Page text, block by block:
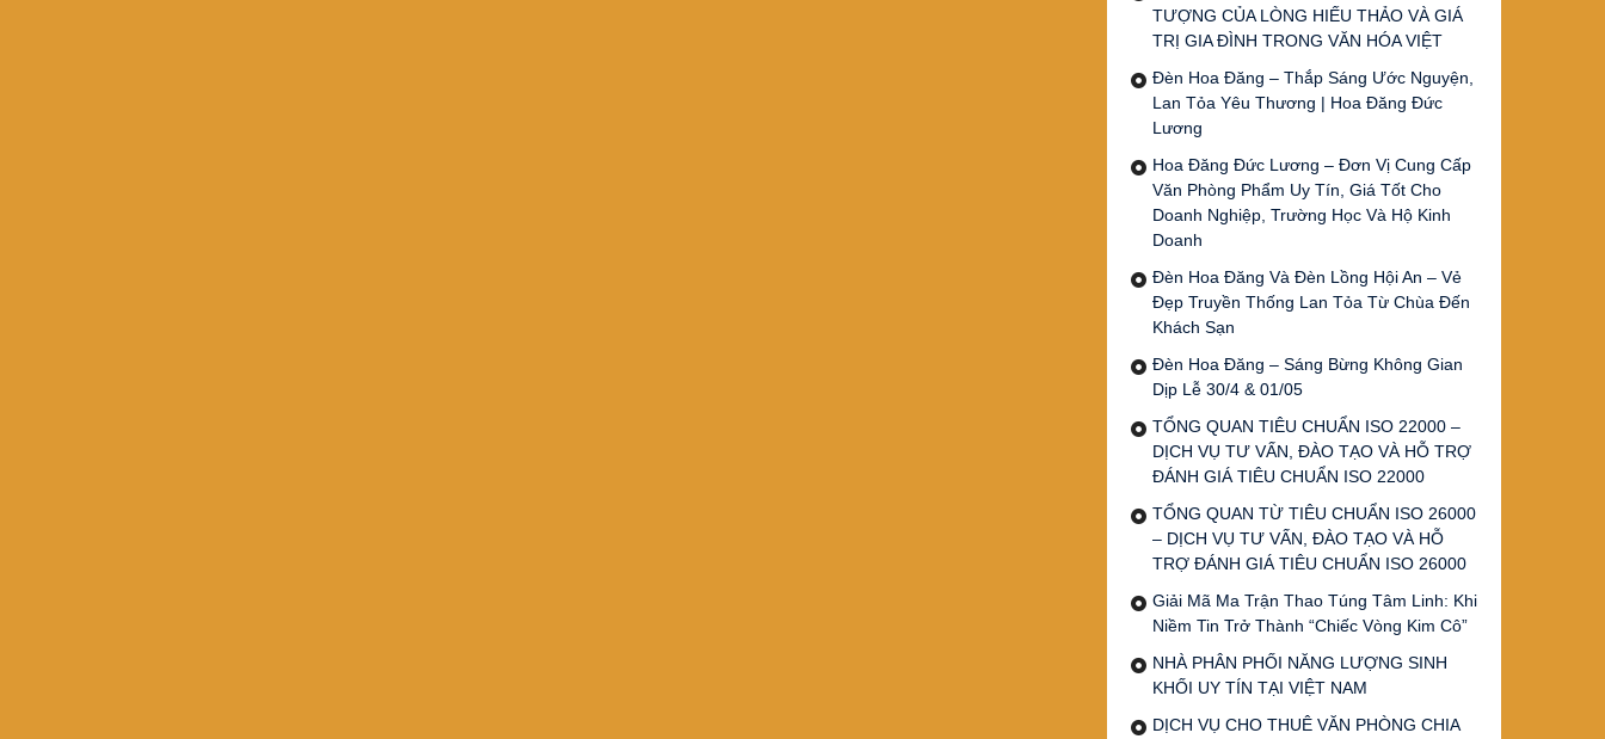
TƯỢNG CỦA LÒNG HIẾU THẢO VÀ GIÁ
TRỊ GIA ĐÌNH TRONG VĂN HÓA VIỆT
Đèn Hoa Đăng – Thắp Sáng Ước Nguyện,
Lan Tỏa Yêu Thương | Hoa Đăng Đức
Lương
Hoa Đăng Đức Lương – Đơn Vị Cung Cấp
Văn Phòng Phẩm Uy Tín, Giá Tốt Cho
Doanh Nghiệp, Trường Học Và Hộ Kinh
Doanh
Đèn Hoa Đăng Và Đèn Lồng Hội An – Vẻ
Đẹp Truyền Thống Lan Tỏa Từ Chùa Đến
Khách Sạn
Đèn Hoa Đăng – Sáng Bừng Không Gian
Dịp Lễ 30/4 & 01/05
TỔNG QUAN TIÊU CHUẨN ISO 22000 –
DỊCH VỤ TƯ VẤN, ĐÀO TẠO VÀ HỖ TRỢ
ĐÁNH GIÁ TIÊU CHUẨN ISO 22000
TỔNG QUAN TỪ TIÊU CHUẨN ISO 26000
– DỊCH VỤ TƯ VẤN, ĐÀO TẠO VÀ HỖ
TRỢ ĐÁNH GIÁ TIÊU CHUẨN ISO 26000
Giải Mã Ma Trận Thao Túng Tâm Linh: Khi
Niềm Tin Trở Thành “Chiếc Vòng Kim Cô”
NHÀ PHÂN PHỐI NĂNG LƯỢNG SINH
KHỐI UY TÍN TẠI VIỆT NAM
DỊCH VỤ CHO THUÊ VĂN PHÒNG CHIA